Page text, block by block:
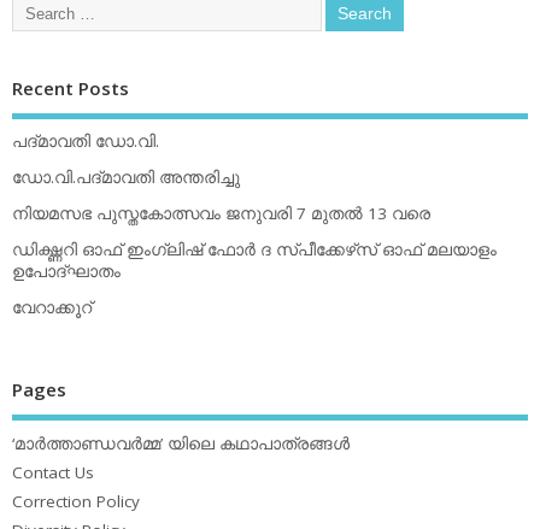
Recent Posts
പദ്മാവതി ഡോ.വി.
ഡോ.വി.പദ്മാവതി അന്തരിച്ചു
നിയമസഭ പുസ്തകോത്സവം ജനുവരി 7 മുതല്‍ 13 വരെ
ഡിക്ഷ്ണറി ഓഫ് ഇംഗ്ലിഷ് ഫോര്‍ ദ സ്പീക്കേഴ്‌സ് ഓഫ് മലയാളം
ഉപോദ്ഘാതം
വേറാക്കൂറ്
Pages
‘മാര്‍ത്താണ്ഡവര്‍മ്മ’ യിലെ കഥാപാത്രങ്ങള്‍
Contact Us
Correction Policy